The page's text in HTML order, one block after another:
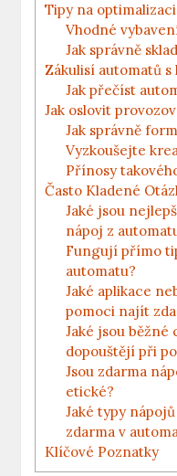
Tipy na
Vhodné
Jak správně
Zákulisí automatů s
Jak přečíst
Jak oslovit
Jak správně
Vyzkoušejte
Přínosy
Často Kladené
Jaké jsou
nápoj z
Fungují přímo
automatu?
Jaké aplikace
pomoci najít
Jaké jsou běžné
dopouštějí při
Jsou zdarma
etické?
Jaké typy
zdarma v
Klíčové Poznatky